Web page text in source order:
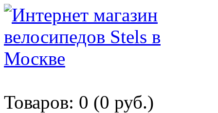
Товаров: 0 (0 руб.)